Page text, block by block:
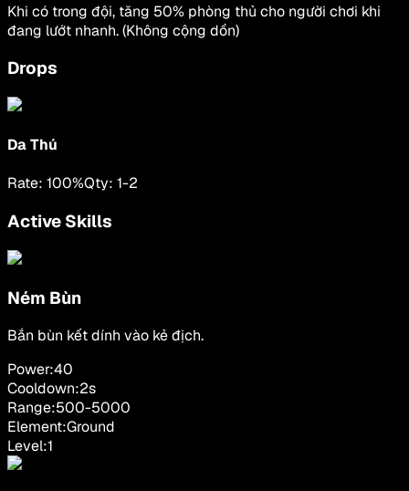
Khi có trong đội, tăng 50% phòng thủ cho người chơi khi
đang lướt nhanh. (Không cộng dồn)
Drops
Da Thú
Rate: 100%Qty: 1-2
Active Skills
Ném Bùn
Bắn bùn kết dính vào kẻ địch.
Power:40
Cooldown:2s
Range:500-5000
Element:Ground
Level:1